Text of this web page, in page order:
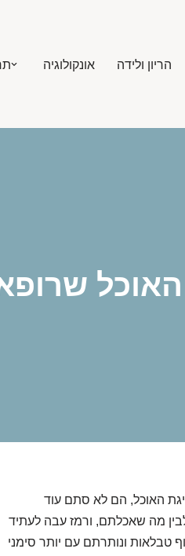
הריון ולידה אונקולוגיה
האוכל, הם לא סתם עוד
מה שאכלתם, ורמז עבה לעתיד
ונותרתם עם יותר סימני